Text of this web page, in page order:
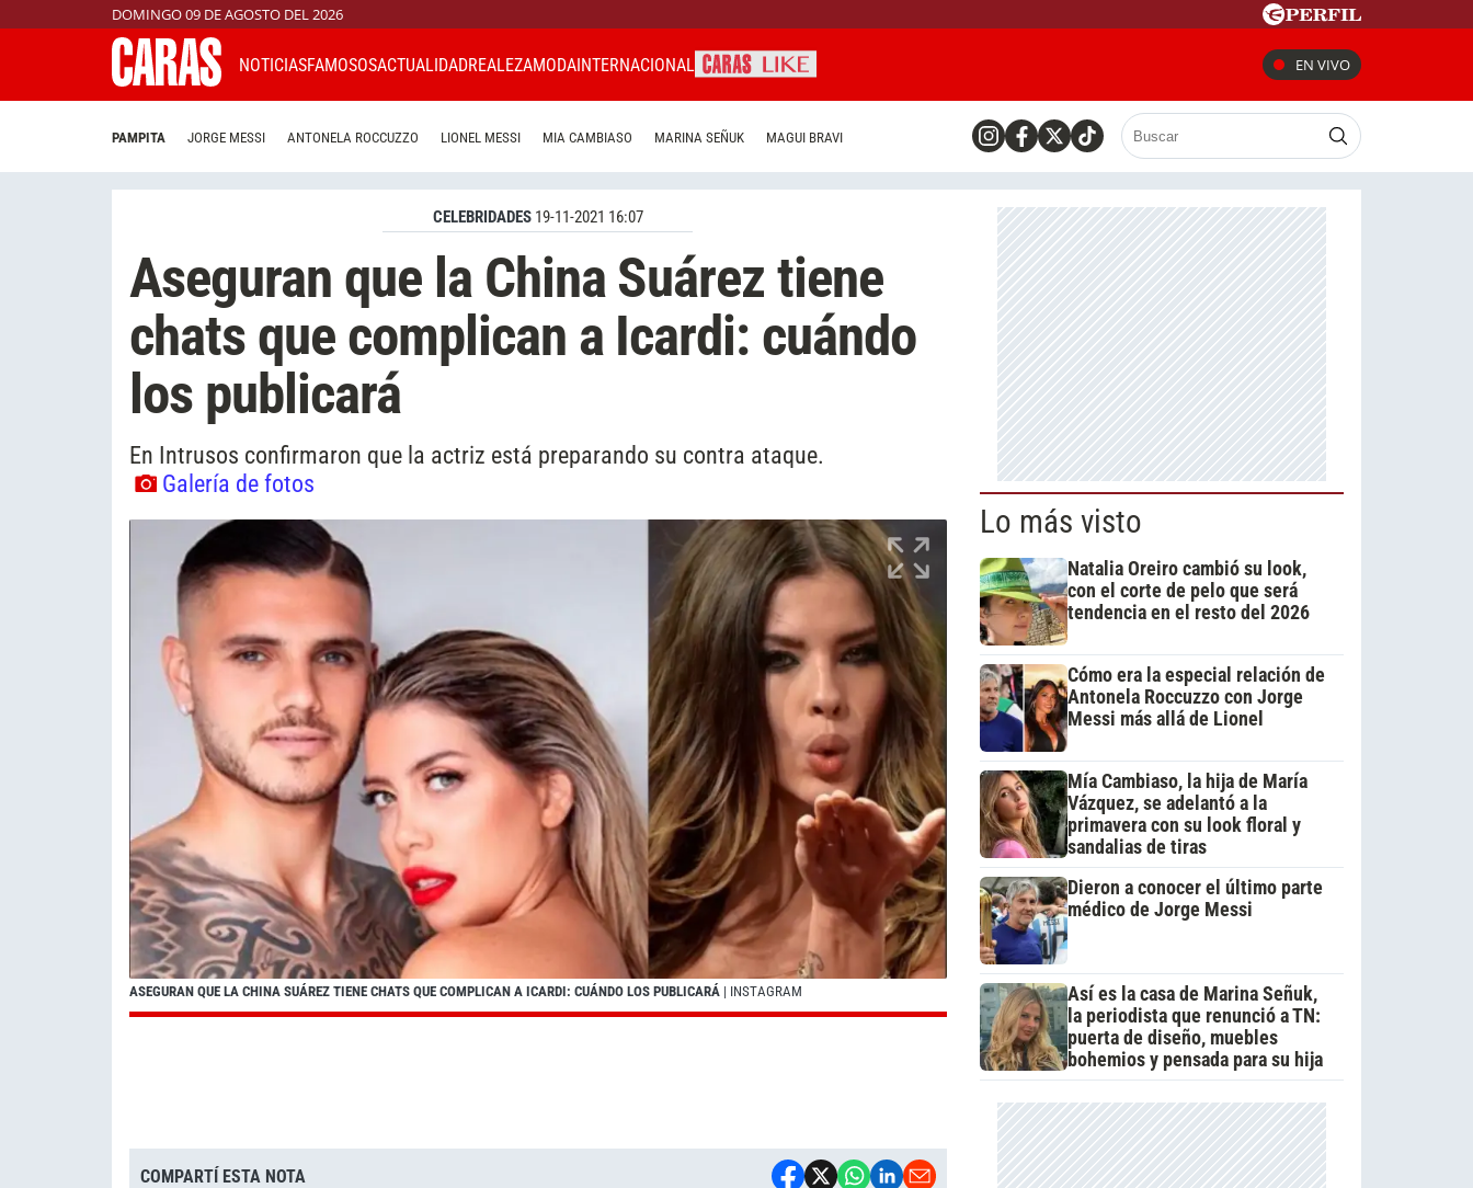
DOMINGO 09 DE AGOSTO DEL 2026
NOTICIASFAMOSOSACTUALIDADREALEZAMODAINTERNACIONAL EN VIVO
PAMPITA JORGE MESSI ANTONELA ROCCUZZO LIONEL MESSI MIA CAMBIASO MARINA SEÑUK MAGUI BRAVI
CELEBRIDADES 19-11-2021 16:07
Aseguran que la China Suárez tiene
chats que complican a Icardi: cuándo
los publicará
En Intrusos confirmaron que la actriz está preparando su contra ataque.
Galería de fotos
ASEGURAN QUE LA CHINA SUÁREZ TIENE CHATS QUE COMPLICAN A ICARDI: CUÁNDO LOS PUBLICARÁ | INSTAGRAM
COMPARTÍ ESTA NOTA
Lo más visto
Natalia Oreiro cambió su look,
con el corte de pelo que será
tendencia en el resto del 2026
Cómo era la especial relación de
Antonela Roccuzzo con Jorge
Messi más allá de Lionel
Mía Cambiaso, la hija de María
Vázquez, se adelantó a la
primavera con su look floral y
sandalias de tiras
Dieron a conocer el último parte
médico de Jorge Messi
Así es la casa de Marina Señuk,
la periodista que renunció a TN:
puerta de diseño, muebles
bohemios y pensada para su hija